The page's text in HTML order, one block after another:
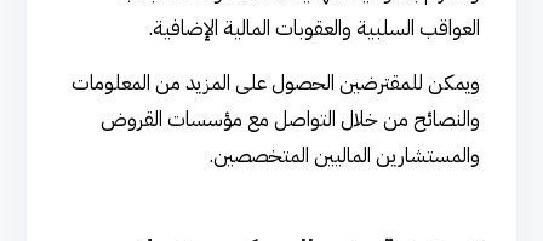
العواقب السلبية والعقوبات المالية الإضافية.
ويمكن للمقترضين الحصول على المزيد من المعلومات
والنصائح من خلال التواصل مع مؤسسات القروض
والمستشارين الماليين المتخصصين.